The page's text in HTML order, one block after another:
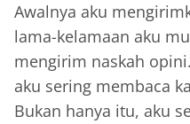
Awalnya aku
lama-kelamaan aku
mengirim naskah
aku sering membaca
Bukan hanya itu, aku